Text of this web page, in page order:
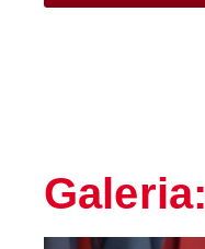
Galeria: